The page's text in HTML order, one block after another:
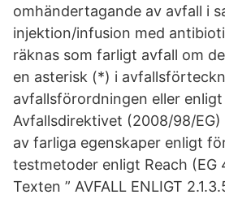
omhändertagande av avfall i
injektion/infusion med
räknas som farligt avfall om
en asterisk (*) i
avfallsförordningen eller enligt
Avfallsdirektivet (2008/98/
av farliga egenskaper enligt
testmetoder enligt Reach (EG
Texten ” AVFALL ENLIGT